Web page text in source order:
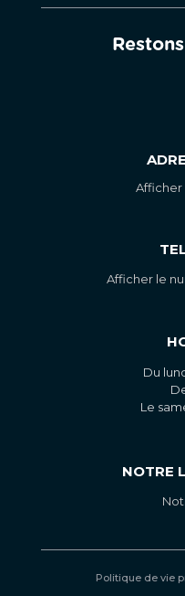
Afficher
Afficher le
Du
Le
NOTRE
Politique de vie